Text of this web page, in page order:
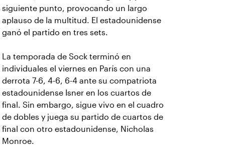
siguiente punto, provocando un largo
aplauso de la multitud. El estadounidense
ganó el partido en tres sets.
La temporada de Sock terminó en
individuales el viernes en París con una
derrota 7-6, 4-6, 6-4 ante su compatriota
estadounidense Isner en los cuartos de
final. Sin embargo, sigue vivo en el cuadro
de dobles y juega su partido de cuartos de
final con otro estadounidense, Nicholas
Monroe.